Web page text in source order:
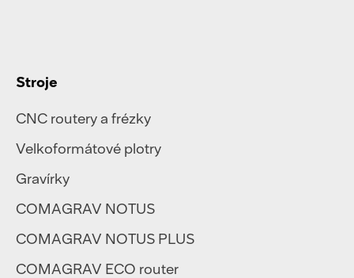
Stroje
CNC routery a frézky
Velkoformátové plotry
Gravírky
COMAGRAV NOTUS
COMAGRAV NOTUS PLUS
COMAGRAV ECO router